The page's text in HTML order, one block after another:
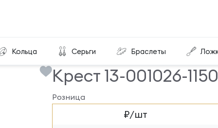
Кольца Серьги Браслеты
Крест 13-001026-115000
Крест 13-001026-
Розница
₽/шт